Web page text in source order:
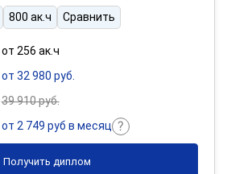
800 ак.ч Сравнить
от 256 ак.ч
от 32 980 руб.
39 910 руб.
от 2 749 руб в месяц
Получить диплом